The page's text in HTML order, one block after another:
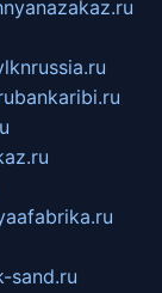
bankaribi.ru
sand.ru